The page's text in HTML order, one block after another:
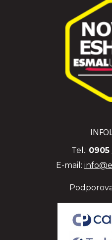
Tel.: 0905
E-mail: